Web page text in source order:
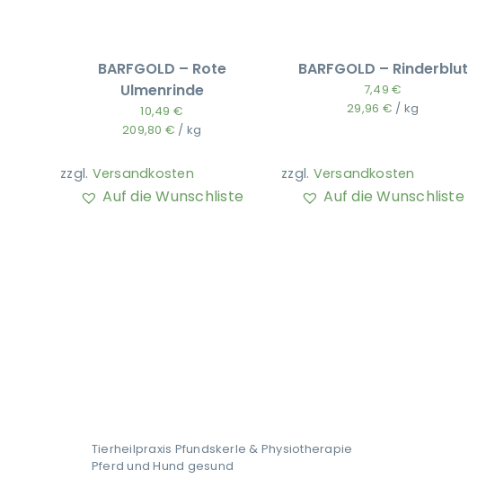
BARFGOLD – Rote
Ulmenrinde
10,49 €
209,80 € / kg
zzgl. Versandkosten
Auf die Wunschliste
BARFGOLD – Rinderblut
7,49€
29,96 € / kg
zzgl. Versandkosten
Auf die Wunschliste
Tierheilpraxis Pfundskerle & Physiotherapie
Pferd und Hund gesund